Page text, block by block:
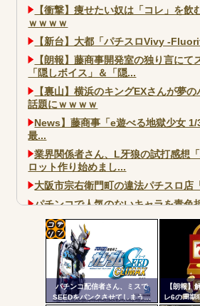
【衝撃】痩せたい奴は「コレ」を飲
ｗｗｗｗ
【新台】大都「パチスロVivy -
【朗報】藤商事開発室の独り言にて
「隠しボイス」＆「隠...
【裏山】横浜のキングEXさんが夢
話題にｗｗｗｗ
News】藤商事「e遊べる地獄少女
最...
業界関係者さん、L牙狼の試打感想
ロット作り始めまし...
大阪市宗右衛門町の違法パチスロ店
パチンコで人気のないキャラを青色
ワイ、パチンコ屋店員の目の前で会
「今までありがとう」と...
無職のパチンコカス(22)なんやが、
ヤバいか教えて？...
AngelBeats!とかいうクソアニメの
パチンコ配信者さん、ミスで
SEEDをパンクさせてしまう…
【朗報】
レ6の周期
コテ
リン
- 固